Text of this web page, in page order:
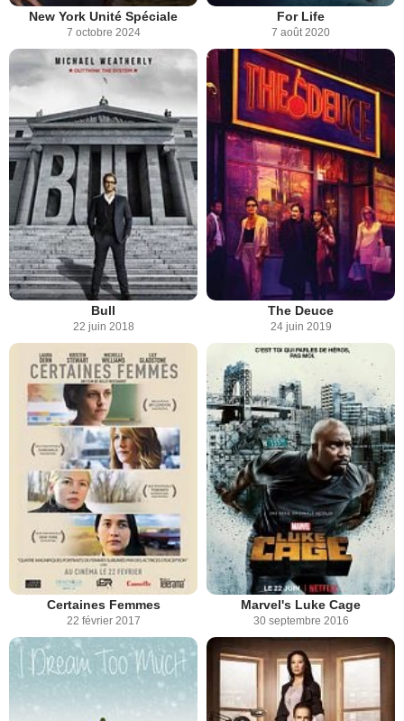
New York Unité Spéciale
7 octobre 2024
For Life
7 août 2020
Bull
22 juin 2018
The Deuce
24 juin 2019
Certaines Femmes
22 février 2017
Marvel's Luke Cage
30 septembre 2016